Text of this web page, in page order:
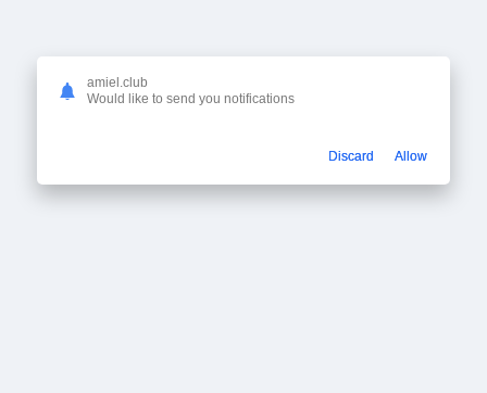
amiel.club
Would like to send you notifications
Discard Allow